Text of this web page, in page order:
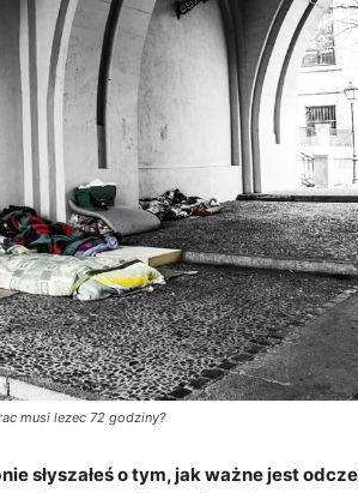
musi lezec 72 godziny?
słyszałeś o tym, jak ważne jest